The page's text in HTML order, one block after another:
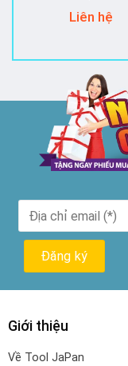
Liên hệ
Giới thiệu
Về Tool JaPan